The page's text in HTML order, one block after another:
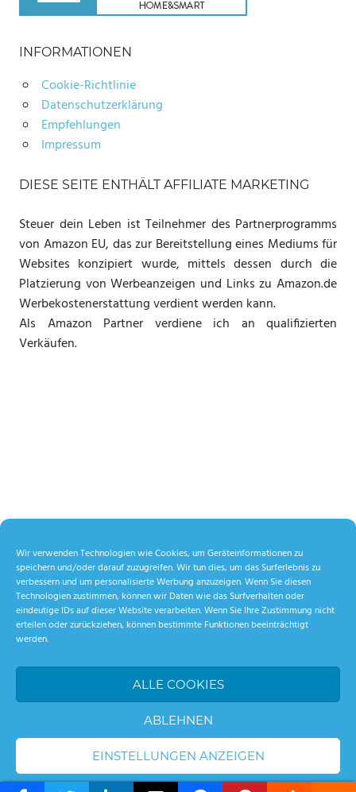
Wir verwenden Technologien wie Cookies, um Geräteinformationen zu
speichern und/oder darauf zuzugreifen. Wir tun dies, um das Surferlebnis zu
verbessern und um personalisierte Werbung anzuzeigen. Wenn Sie diesen
Technologien zustimmen, können wir Daten wie das Surfverhalten oder
eindeutige IDs auf dieser Website verarbeiten. Wenn Sie Ihre Zustimmung nicht
erteilen oder zurückziehen, können bestimmte Funktionen beeinträchtigt
werden.
ALLE COOKIES
ABLEHNEN
EINSTELLUNGEN ANZEIGEN
INFORMATIONEN
Cookie-Richtlinie
Datenschutzerklärung
Empfehlungen
Impressum
DIESE SEITE ENTHÄLT AFFILIATE MARKETING
Steuer dein Leben ist Teilnehmer des Partnerprogramms
von Amazon EU, das zur Bereitstellung eines Mediums für
Websites konzipiert wurde, mittels dessen durch die
Platzierung von Werbeanzeigen und Links zu Amazon.de
Werbekostenerstattung verdient werden kann.
Als Amazon Partner verdiene ich an qualifizierten
Verkäufen.